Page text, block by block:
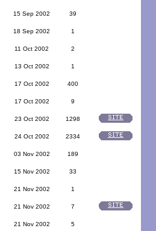
15 Sep 2002 39
18 Sep 2002 1
11 Oct 2002 2
13 Oct 2002 1
17 Oct 2002 400
17 Oct 2002 9
23 Oct 2002 1298
24 Oct 2002 2334
03 Nov 2002 189
15 Nov 2002 33
21 Nov 2002 1
21 Nov 2002 7
21 Nov 2002 5